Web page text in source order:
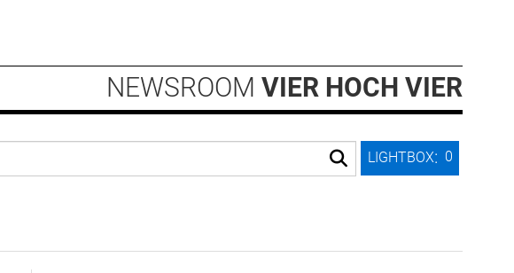
LIGHTBOX: 0
NEWSROOM VIER HOCH VIER